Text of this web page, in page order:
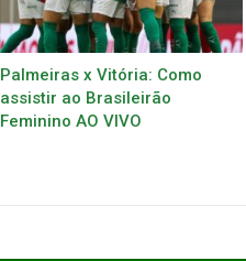
Palmeiras x Vitória: Como
assistir ao Brasileirão
Feminino AO VIVO